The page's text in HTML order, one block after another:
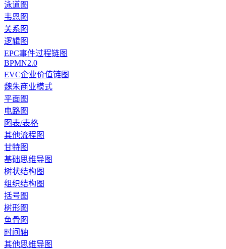
泳道图
韦恩图
关系图
逻辑图
EPC事件过程链图
BPMN2.0
EVC企业价值链图
魏朱商业模式
平面图
电路图
图表/表格
其他流程图
甘特图
基础思维导图
树状结构图
组织结构图
括号图
树形图
鱼骨图
时间轴
其他思维导图